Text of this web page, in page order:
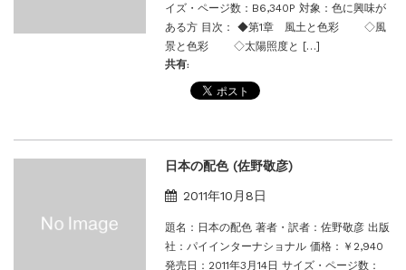
イズ・ページ数：B6,340P 対象：色に興味が
ある方 目次： ◆第1章 風土と色彩 ◇風
景と色彩 ◇太陽照度と […]
共有:
日本の配色 (佐野敬彦)
2011年10月8日
題名：日本の配色 著者・訳者：佐野敬彦 出版
社：パイインターナショナル 価格：￥2,940
発売日：2011年3月14日 サイズ・ページ数：